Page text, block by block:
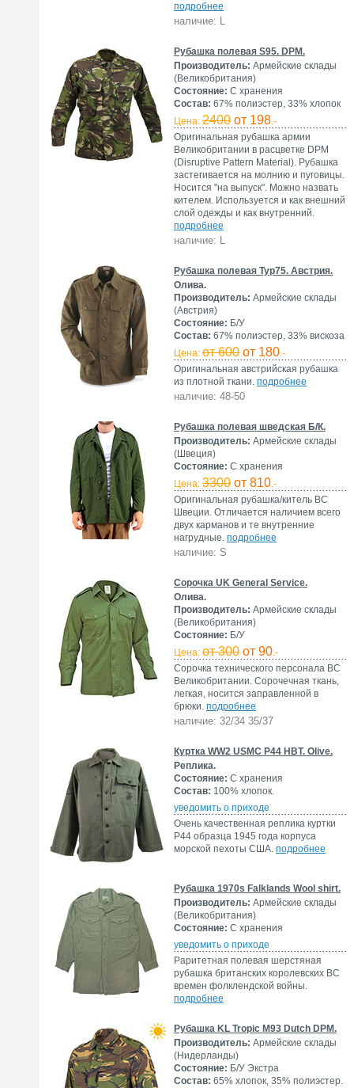
подробнее
наличие: L
Рубашка полевая S95. DPM.
Производитель: Армейские склады
(Великобритания)
Состояние: С хранения
Состав: 67% полиэстер, 33% хлопок
Цена: 2400 от 198.-
Оригинальная рубашка армии
Великобритании в расцветке DPM
(Disruptive Pattern Material). Рубашка
застегивается на молнию и пуговицы.
Носится "на выпуск". Можно назвать
кителем. Используется и как внешний
слой одежды и как внутренний.
подробнее
наличие: L
Рубашка полевая Typ75. Австрия.
Олива.
Производитель: Армейские склады
(Австрия)
Состояние: Б/У
Состав: 67% полиэстер, 33% вискоза
Цена: от 600 от 180.-
Оригинальная австрийская рубашка
из плотной ткани. подробнее
наличие: 48-50
Рубашка полевая шведская Б/К.
Производитель: Армейские склады
(Швеция)
Состояние: С хранения
Цена: 3300 от 810.-
Оригинальная рубашка/китель ВС
Швеции. Отличается наличием всего
двух карманов и те внутренние
нагрудные. подробнее
наличие: S
Сорочка UK General Service.
Олива.
Производитель: Армейские склады
(Великобритания)
Состояние: Б/У
Цена: от 300 от 90.-
Сорочка технического персонала ВС
Великобритании. Сорочечная ткань,
легкая, носится заправленной в
брюки. подробнее
наличие: 32/34 35/37
Куртка WW2 USMC P44 HBT. Olive.
Реплика.
Состояние: С хранения
Состав: 100% хлопок.
уведомить о приходе
Очень качественная реплика куртки
P44 образца 1945 года корпуса
морской пехоты CША. подробнее
Рубашка 1970s Falklands Wool shirt.
Производитель: Армейские склады
(Великобритания)
Состояние: С хранения
уведомить о приходе
Раритетная полевая шерстяная
рубашка британских королевских ВС
времен фолклендской войны.
подробнее
Рубашка KL Tropic M93 Dutch DPM.
Производитель: Армейские склады
(Нидерланды)
Состояние: Б/У Экстра
Состав: 65% хлопок, 35% полиэстер.